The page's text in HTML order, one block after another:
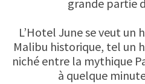
grande partie
L’Hotel June se veut un
Malibu historique, tel un
niché entre la mythique
à quelque